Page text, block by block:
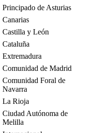
Principado de Asturias
Canarias
Castilla y León
Cataluña
Extremadura
Comunidad de Madrid
Comunidad Foral de
Navarra
La Rioja
Ciudad Autónoma de
Melilla